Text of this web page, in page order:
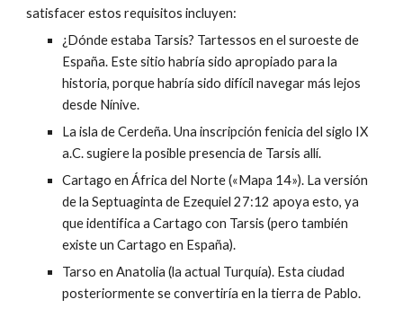
satisfacer estos requisitos incluyen:
¿Dónde estaba Tarsis? Tartessos en el suroeste de
España. Este sitio habría sido apropiado para la
historia, porque habría sido difícil navegar más lejos
desde Nínive.
La isla de Cerdeña. Una inscripción fenicia del siglo IX
a.C. sugiere la posible presencia de Tarsis allí.
Cartago en África del Norte («Mapa 14»). La versión
de la Septuaginta de Ezequiel 27:12 apoya esto, ya
que identifica a Cartago con Tarsis (pero también
existe un Cartago en España).
Tarso en Anatolia (la actual Turquía). Esta ciudad
posteriormente se convertiría en la tierra de Pablo.